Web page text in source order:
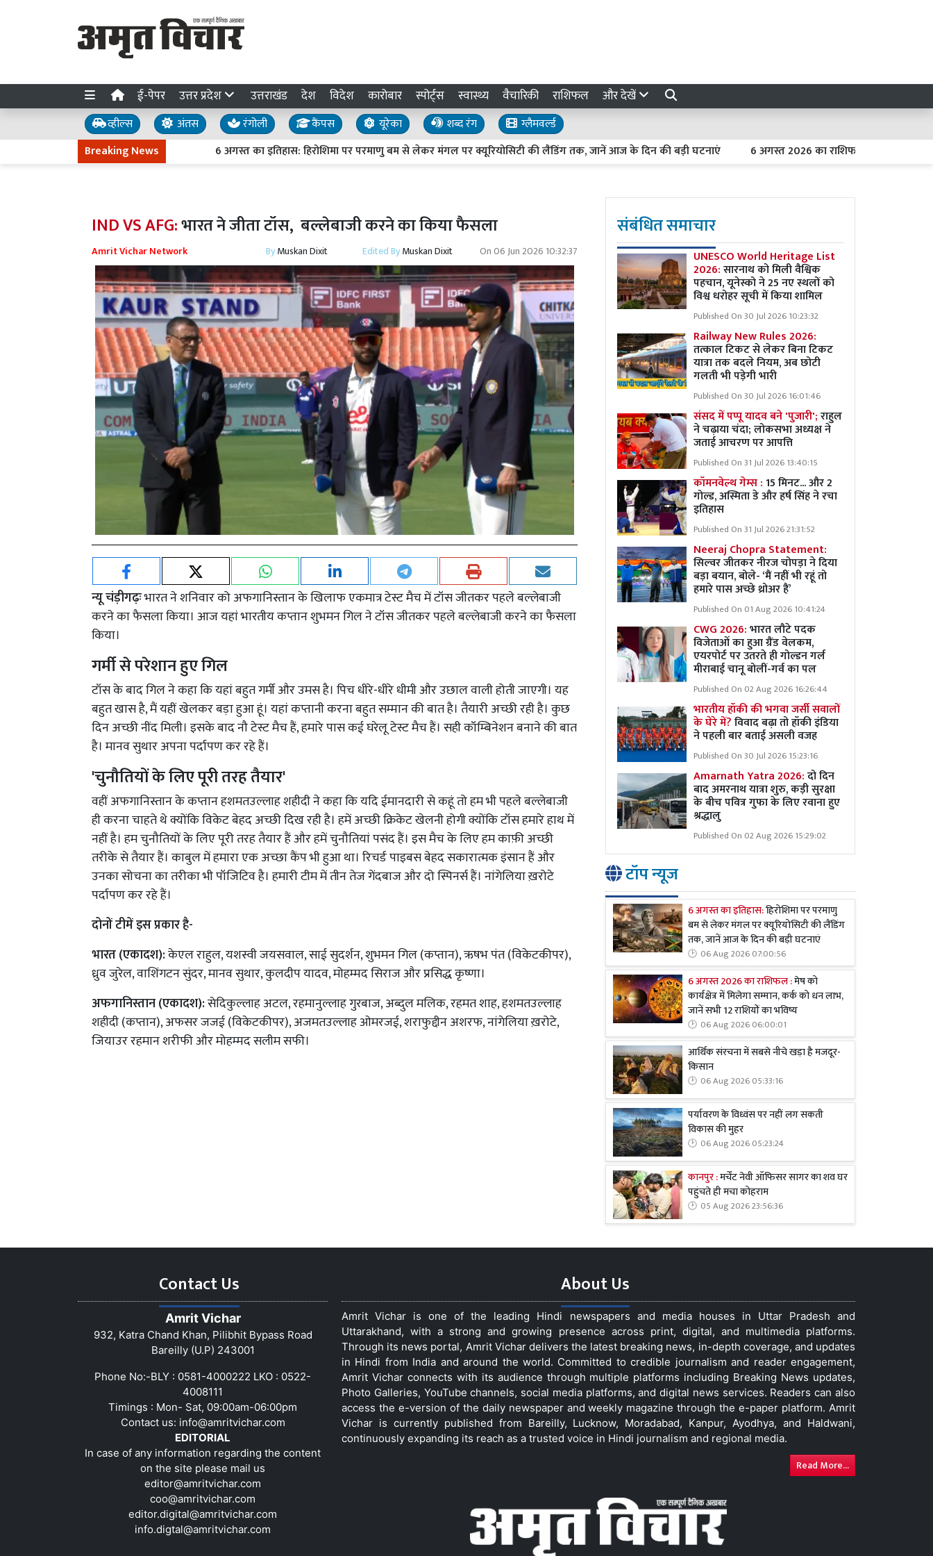
ई-पेपर उत्तर प्रदेश उत्तराखंड देश विदेश कारोबार स्पोर्ट्स स्वास्थ्य वैचारिकी राशिफल और देखें
व्हील्स अंतस रंगोली कैंपस यूरेका शब्द रंग
ग्लैमवर्ल्ड
Breaking News
6 अगस्त का इतिहास: हिरोशिमा पर परमाणु बम से लेकर मंगल पर क्यूरियोसिटी की लैंडिंग तक, जानें आज के दिन की बड़ी घटनाएं 6 अगस्त 2026 का राशिफल : मेष को कार्यक्षेत्र में
IND VS AFG:भारत ने जीता टॉस, बल्लेबाजी करने का किया फैसला
Amrit Vichar Network ByMuskan Dixit Edited ByMuskan Dixit On06 Jun 2026 10:32:37
न्यू चंड़ीगढ़ःभारत ने शनिवार को अफगानिस्तान के खिलाफ एकमात्र टेस्ट मैच में टॉस जीतकर पहले बल्लेबाजी
करने का फैसला किया। आज यहां भारतीय कप्तान शुभमन गिल ने टॉस जीतकर पहले बल्लेबाजी करने का फैसला
किया।
गर्मी से परेशान हुए गिल
टॉस के बाद गिल ने कहा कि यहां बहुत गर्मी और उमस है। पिच धीरे-धीरे धीमी और उछाल वाली होती जाएगी। यह
बहुत खास है, मैं यहीं खेलकर बड़ा हुआ हूं। यहां कप्तानी करना बहुत सम्मान की बात है। तैयारी अच्छी रही है। कुछ
दिन अच्छी नींद मिली। इसके बाद नौ टेस्ट मैच हैं, हमारे पास कई घरेलू टेस्ट मैच हैं। सही कॉम्बिनेशन बनाने की बात
है। मानव सुथार अपना पर्दापण कर रहे हैं।
'चुनौतियों के लिए पूरी तरह तैयार'
वहीं अफगानिस्तान के कप्तान हशमतउल्लाह शहीदी ने कहा कि यदि ईमानदारी से कहूं तो हम भी पहले बल्लेबाजी
ही करना चाहते थे क्योंकि विकेट बेहद अच्छी दिख रही है। हमें अच्छी क्रिकेट खेलनी होगी क्योंकि टॉस हमारे हाथ में
नहीं है। हम चुनौतियों के लिए पूरी तरह तैयार हैं और हमें चुनौतियां पसंद हैं। इस मैच के लिए हम काफ़ी अच्छी
तरीके से तैयार हैं। काबुल में हमारा एक अच्छा कैंप भी हुआ था। रिचर्ड पाइबस बेहद सकारात्मक इंसान हैं और
उनका सोचना का तरीका भी पॉजिटिव है। हमारी टीम में तीन तेज गेंदबाज और दो स्पिनर्स हैं। नांगेलिया ख़रोटे
पर्दापण कर रहे हैं।
दोनों टीमें इस प्रकार है-
भारत (एकादश):केएल राहुल, यशस्वी जयसवाल, साई सुदर्शन, शुभमन गिल (कप्तान), ऋषभ पंत (विकेटकीपर),
ध्रुव जुरेल, वाशिंगटन सुंदर, मानव सुथार, कुलदीप यादव, मोहम्मद सिराज और प्रसिद्ध कृष्णा।
अफगानिस्तान (एकादश):सेदिकुल्लाह अटल, रहमानुल्लाह गुरबाज, अब्दुल मलिक, रहमत शाह, हशमतउल्लाह
शहीदी (कप्तान), अफसर जजई (विकेटकीपर), अजमतउल्लाह ओमरजई, शराफुद्दीन अशरफ, नांगेलिया ख़रोटे,
जियाउर रहमान शरीफी और मोहम्मद सलीम सफी।
संबंधित समाचार
UNESCO World Heritage List
2026:सारनाथ को मिली वैश्विक
पहचान, यूनेस्को ने 25 नए स्थलों को
विश्व धरोहर सूची में किया शामिल
Published On 30 Jul 2026 10:23:32
Railway New Rules 2026:
तत्काल टिकट से लेकर बिना टिकट
यात्रा तक बदले नियम, अब छोटी
गलती भी पड़ेगी भारी
Published On 30 Jul 2026 16:01:46
संसद में पप्पू यादव बने 'पुजारी';राहुल
ने चढ़ाया चंदा; लोकसभा अध्यक्ष ने
जताई आचरण पर आपत्ति
Published On 31 Jul 2026 13:40:15
कॉमनवेल्थ गेम्स :15 मिनट... और 2
गोल्ड, अस्मिता डे और हर्ष सिंह ने रचा
इतिहास
Published On 31 Jul 2026 21:31:52
Neeraj Chopra Statement:
सिल्वर जीतकर नीरज चोपड़ा ने दिया
बड़ा बयान, बोले- ‘मैं नहीं भी रहूं तो
हमारे पास अच्छे थ्रोअर हैं’
Published On 01 Aug 2026 10:41:24
CWG 2026:भारत लौटे पदक
विजेताओं का हुआ ग्रैंड वेलकम,
एयरपोर्ट पर उतरते ही गोल्डन गर्ल
मीराबाई चानू बोलीं-गर्व का पल
Published On 02 Aug 2026 16:26:44
भारतीय हॉकी की भगवा जर्सी सवालों
के घेरे में?विवाद बढ़ा तो हॉकी इंडिया
ने पहली बार बताई असली वजह
Published On 30 Jul 2026 15:23:16
Amarnath Yatra 2026:दो दिन
बाद अमरनाथ यात्रा शुरु, कड़ी सुरक्षा
के बीच पवित्र गुफा के लिए रवाना हुए
श्रद्धालु
Published On 02 Aug 2026 15:29:02
टॉप न्यूज
6 अगस्त का इतिहास:हिरोशिमा पर परमाणु
बम से लेकर मंगल पर क्यूरियोसिटी की लैंडिंग
तक, जानें आज के दिन की बड़ी घटनाएं
06 Aug 2026 07:00:56
6 अगस्त 2026 का राशिफल :मेष को
कार्यक्षेत्र में मिलेगा सम्मान, कर्क को धन लाभ,
जानें सभी 12 राशियों का भविष्य
06 Aug 2026 06:00:01
आर्थिक संरचना में सबसे नीचे खड़ा है मजदूर-
किसान
06 Aug 2026 05:33:16
पर्यावरण के विध्वंस पर नहीं लग सकती
विकास की मुहर
06 Aug 2026 05:23:24
कानपुर :मर्चेंट नेवी ऑफिसर सागर का शव घर
पहुंचते ही मचा कोहराम
05 Aug 2026 23:56:36
Contact Us
Amrit Vichar
932, Katra Chand Khan, Pilibhit Bypass Road
Bareilly (U.P) 243001
Phone No:-BLY : 0581-4000222 LKO : 0522-
4008111
Timings : Mon- Sat, 09:00am-06:00pm
Contact us: info@amritvichar.com
EDITORIAL
In case of any information regarding the content
on the site please mail us
editor@amritvichar.com
coo@amritvichar.com
editor.digital@amritvichar.com
info.digtal@amritvichar.com
About Us
Amrit Vichar is one of the leading Hindi newspapers and media houses in Uttar Pradesh and
Uttarakhand, with a strong and growing presence across print, digital, and multimedia platforms.
Through its news portal, Amrit Vichar delivers the latest breaking news, in-depth coverage, and updates
in Hindi from India and around the world. Committed to credible journalism and reader engagement,
Amrit Vichar connects with its audience through multiple platforms including Breaking News updates,
Photo Galleries, YouTube channels, social media platforms, and digital news services. Readers can also
access the e-version of the daily newspaper and weekly magazine through the e-paper platform. Amrit
Vichar is currently published from Bareilly, Lucknow, Moradabad, Kanpur, Ayodhya, and Haldwani,
continuously expanding its reach as a trusted voice in Hindi journalism and regional media.
Read More...